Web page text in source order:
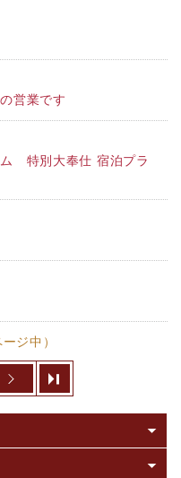
営業です
特別大奉仕 宿泊プラ
ジ中）